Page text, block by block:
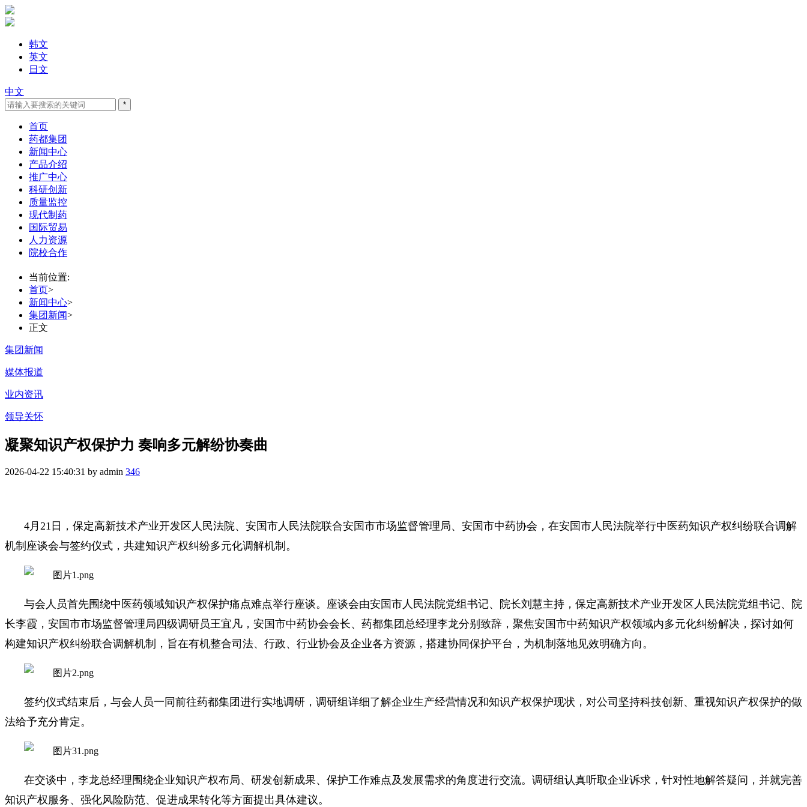
韩文
英文
日文
中文
首页
药都集团
新闻中心
产品介绍
推广中心
科研创新
质量监控
现代制药
国际贸易
人力资源
院校合作
当前位置:
首页>
新闻中心>
集团新闻>
正文
集团新闻
媒体报道
业内资讯
领导关怀
凝聚知识产权保护力 奏响多元解纷协奏曲
2026-04-22 15:40:31 by admin 346
4月21日，保定高新技术产业开发区人民法院、安国市人民法院联合安国市市场监督管理局、安国市中药协会，在安国市人民法院举行中医药知识产权纠纷联合调解
机制座谈会与签约仪式，共建知识产权纠纷多元化调解机制。
与会人员首先围绕中医药领域知识产权保护痛点难点举行座谈。座谈会由安国市人民法院党组书记、院长刘慧主持，保定高新技术产业开发区人民法院党组书记、院
长李霞，安国市市场监督管理局四级调研员王宜凡，安国市中药协会会长、药都集团总经理李龙分别致辞，聚焦安国市中药知识产权领域内多元化纠纷解决，探讨如何
构建知识产权纠纷联合调解机制，旨在有机整合司法、行政、行业协会及企业各方资源，搭建协同保护平台，为机制落地见效明确方向。
签约仪式结束后，与会人员一同前往药都集团进行实地调研，调研组详细了解企业生产经营情况和知识产权保护现状，对公司坚持科技创新、重视知识产权保护的做
法给予充分肯定。
在交谈中，李龙总经理围绕企业知识产权布局、研发创新成果、保护工作难点及发展需求的角度进行交流。调研组认真听取企业诉求，针对性地解答疑问，并就完善
知识产权服务、强化风险防范、促进成果转化等方面提出具体建议。